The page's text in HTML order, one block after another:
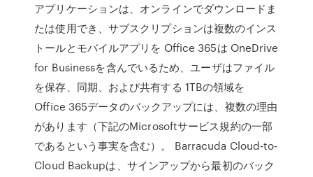
アプリケーションは、オンラインでダウンロードま
たは使用でき、サブスクリプションは複数のインス
トールとモバイルアプリを Office 365は OneDrive
for Businessを含んでいるため、ユーザはファイル
を保存、同期、および共有する 1TBの領域を
Office 365データのバックアップには、複数の理由
があります（下記のMicrosoftサービス規約の一部
であるという事実を含む）。 Barracuda Cloud-to-
Cloud Backupは、サインアップから最初のバック